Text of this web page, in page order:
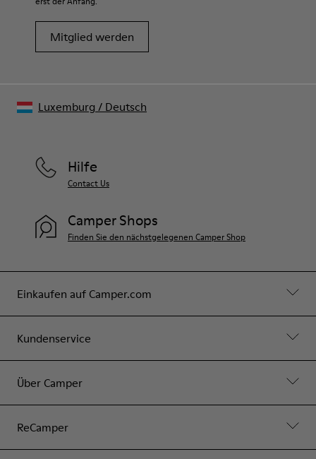
Mitglied werden
Einkaufen auf Camper.com
Kundenservice
Über Camper
ReCamper
Hilfe
Contact Us
Camper Shops
Finden Sie den nächstgelegenen Camper Shop
Luxemburg / Deutsch